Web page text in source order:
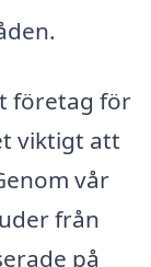
företag för
viktigt att
vår
från
på